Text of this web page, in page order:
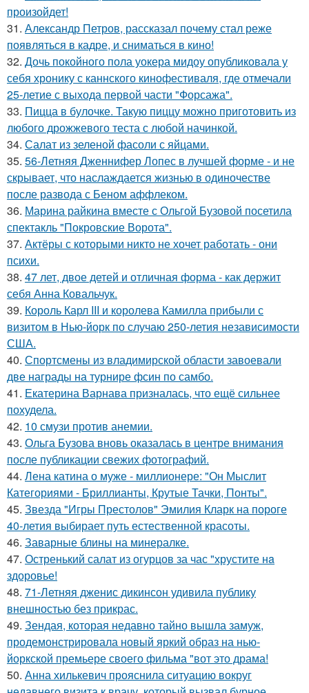
произойдет!
31. Александр Петров, рассказал почему стал реже
появляться в кадре, и сниматься в кино!
32. Дочь покойного пола уокера мидоу опубликовала у
себя хронику с каннского кинофестиваля, где отмечали
25-летие с выхода первой части "Форсажа".
33. Пицца в булочке. Такую пиццу можно приготовить из
любого дрожжевого теста с любой начинкой.
34. Салат из зеленой фасоли с яйцами.
35. 56-Летняя Дженнифер Лопес в лучшей форме - и не
скрывает, что наслаждается жизнью в одиночестве
после развода с Беном аффлеком.
36. Марина райкина вместе с Ольгой Бузовой посетила
спектакль "Покровские Ворота".
37. Актёры с которыми никто не хочет работать - они
психи.
38. 47 лет, двое детей и отличная форма - как держит
себя Анна Ковальчук.
39. Король Карл III и королева Камилла прибыли с
визитом в Нью-йорк по случаю 250-летия независимости
США.
40. Спортсмены из владимирской области завоевали
две награды на турнире фсин по самбо.
41. Екатерина Варнава призналась, что ещё сильнее
похудела.
42. 10 смузи против анемии.
43. Ольга Бузова вновь оказалась в центре внимания
после публикации свежих фотографий.
44. Лена катина о муже - миллионере: "Он Мыслит
Категориями - Бриллианты, Крутые Тачки, Понты".
45. Звезда "Игры Престолов" Эмилия Кларк на пороге
40-летия выбирает путь естественной красоты.
46. Заварные блины на минералке.
47. Остренький салат из огурцов за час "хрустите нa
здоровье!
48. 71-Летняя дженис дикинсон удивила публику
внешностью без прикрас.
49. Зендая, которая недавно тайно вышла замуж,
продемонстрировала новый яркий образ на нью-
йоркской премьере своего фильма "вот это драма!
50. Анна хилькевич прояснила ситуацию вокруг